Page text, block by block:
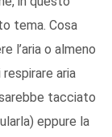
tema. Cosa
l’aria o almeno
aria
tacciato
eppure la